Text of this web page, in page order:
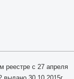
реестре с 27 апреля